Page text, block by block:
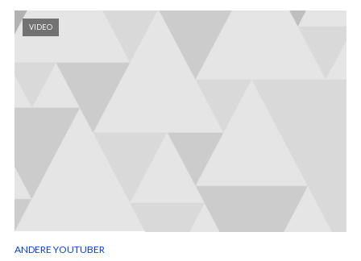
VIDEO
ANDERE YOUTUBER